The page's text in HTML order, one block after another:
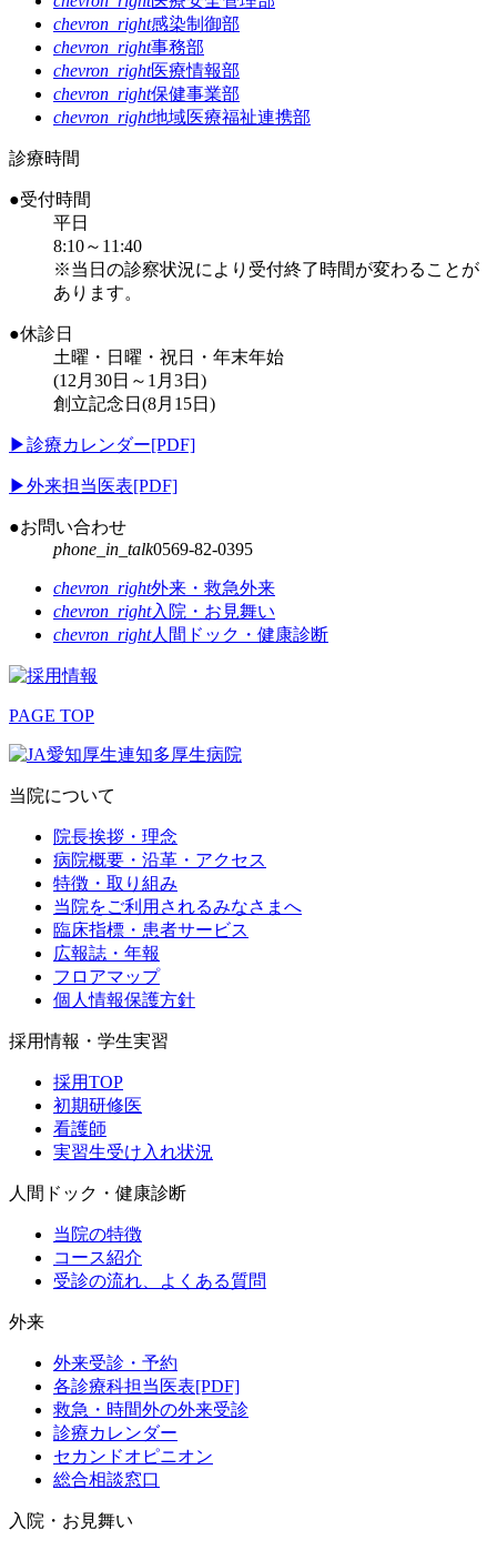
chevron_right感染制御部
chevron_right事務部
chevron_right医療情報部
chevron_right保健事業部
chevron_right地域医療福祉連携部
診療時間
●受付時間
平日
8:10～11:40
※当日の診察状況により受付終了時間が変わることが
あります。
●休診日
土曜・日曜・祝日・年末年始
(12月30日～1月3日)
創立記念日(8月15日)
▶診療カレンダー[PDF]
▶外来担当医表[PDF]
●お問い合わせ
phone_in_talk0569-82-0395
chevron_right外来・救急外来
chevron_right入院・お見舞い
chevron_right人間ドック・健康診断
PAGE TOP
当院について
院長挨拶・理念
病院概要・沿革・アクセス
特徴・取り組み
当院をご利用されるみなさまへ
臨床指標・患者サービス
広報誌・年報
フロアマップ
個人情報保護方針
採用情報・学生実習
採用TOP
初期研修医
看護師
実習生受け入れ状況
人間ドック・健康診断
当院の特徴
コース紹介
受診の流れ、よくある質問
外来
外来受診・予約
各診療科担当医表[PDF]
救急・時間外の外来受診
診療カレンダー
セカンドオピニオン
総合相談窓口
入院・お見舞い